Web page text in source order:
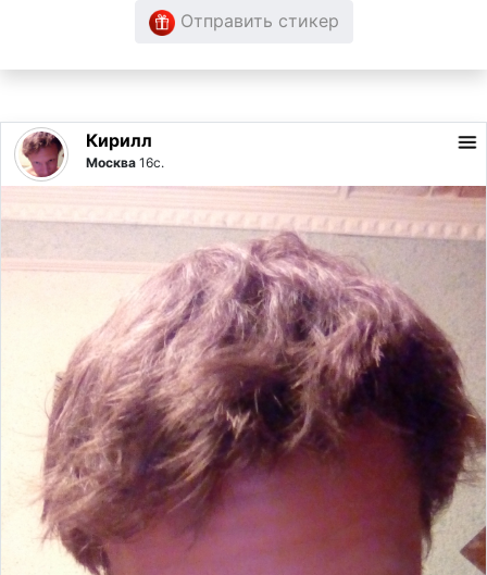
Отправить стикер
Кирилл
Москва 16с.